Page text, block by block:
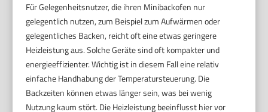
Für Gelegenheitsnutzer, die ihren Minibackofen nur
gelegentlich nutzen, zum Beispiel zum Aufwärmen oder
gelegentliches Backen, reicht oft eine etwas geringere
Heizleistung aus. Solche Geräte sind oft kompakter und
energieeffizienter. Wichtig ist in diesem Fall eine relativ
einfache Handhabung der Temperatursteuerung. Die
Backzeiten können etwas länger sein, was bei wenig
Nutzung kaum stört. Die Heizleistung beeinflusst hier vor